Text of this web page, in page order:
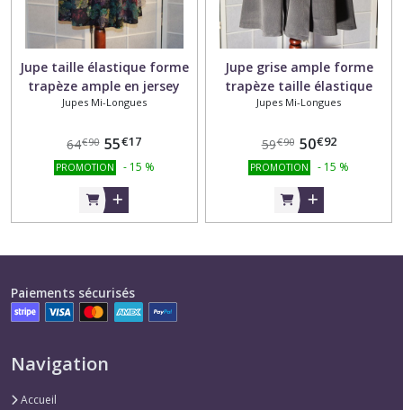
Jupe taille élastique forme
trapèze ample en jersey
Milano et dentelle
Jupes Mi-Longues
64€90 55€17
PROMOTION - 15 %
Jupe grise ample forme
trapèze taille élastique
Jupes Mi-Longues
59€90 50€92
PROMOTION - 15 %
Paiements sécurisés
Navigation
Accueil